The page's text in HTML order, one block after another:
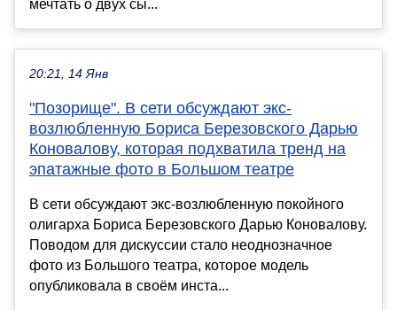
мечтать о двух сы...
20:21, 14 Янв
"Позорище". В сети обсуждают экс-
возлюбленную Бориса Березовского Дарью
Коновалову, которая подхватила тренд на
эпатажные фото в Большом театре
В сети обсуждают экс-возлюбленную покойного
олигарха Бориса Березовского Дарью Коновалову.
Поводом для дискуссии стало неоднозначное
фото из Большого театра, которое модель
опубликовала в своём инста...